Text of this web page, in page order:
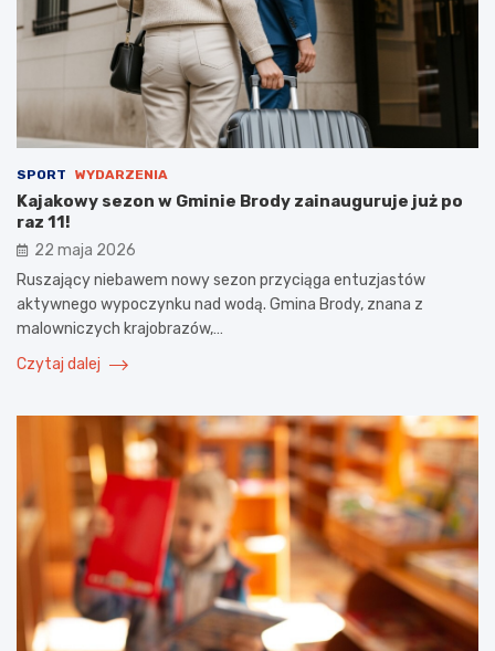
SPORT WYDARZENIA
Kajakowy sezon w Gminie Brody zainauguruje już po
raz 11!
22 maja 2026
Ruszający niebawem nowy sezon przyciąga entuzjastów
aktywnego wypoczynku nad wodą. Gmina Brody, znana z
malowniczych krajobrazów,…
Czytaj dalej